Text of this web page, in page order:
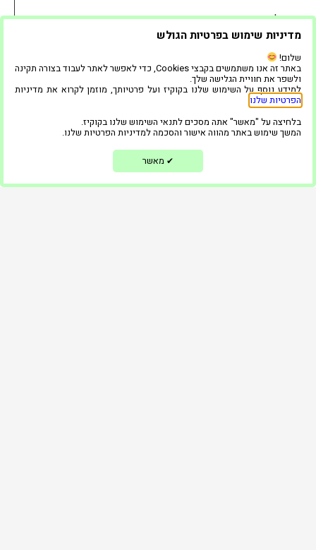
גלריה
בלוג
ממליצים
צור קשר
הצהרת נגישות
מדיניות פרטיות
מדיניות שימוש בפרטיות הגולש
שלום!
באתר זה אנו משתמשים בקבצי Cookies, כדי לאפשר לאתר לעבוד בצורה תקינה
ולשפר את חוויית הגלישה שלך.
למידע נוסף על השימוש שלנו בקוקיז ועל פרטיותך, מוזמן לקרוא את מדיניות
הפרטיות שלנו
בלחיצה על "מאשר" אתה מסכים לתנאי השימוש שלנו בקוקיז.
המשך שימוש באתר מהווה אישור והסכמה למדיניות הפרטיות שלנו.
✔ מאשר